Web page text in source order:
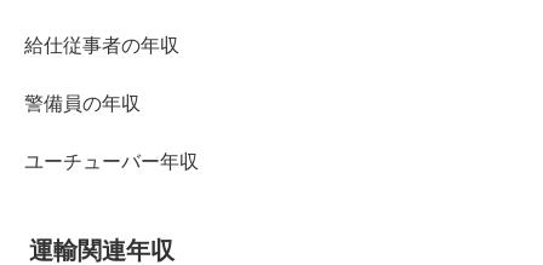
給仕従事者の年収
警備員の年収
ユーチューバー年収
運輸関連年収